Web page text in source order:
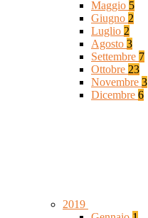
Maggio 5
Giugno 2
Luglio 2
Agosto 3
Settembre 7
Ottobre 23
Novembre 3
Dicembre 6
2019